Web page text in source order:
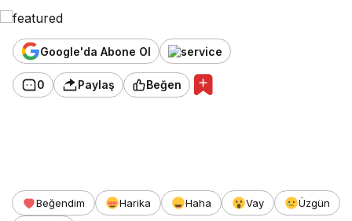
Google'da Abone Ol
0 Paylaş Beğen
Beğendim Harika Haha Vay
Üzgün